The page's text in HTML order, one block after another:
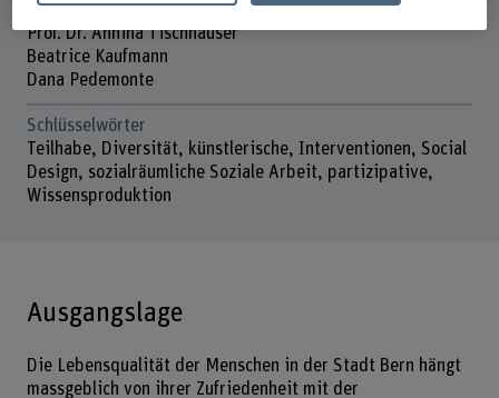
Projektmitarbeitende
Prof. Dr. Annina Tischhauser
Beatrice Kaufmann
Dana Pedemonte
Schlüsselwörter
​Teilhabe, ​Diversität, ​künstlerische, Interventionen, ​Social
Design, ​sozialräumliche Soziale Arbeit, ​partizipative,
Wissensproduktion
Ausgangslage
Die Lebensqualität der Menschen in der Stadt Bern hängt
massgeblich von ihrer Zufriedenheit mit der